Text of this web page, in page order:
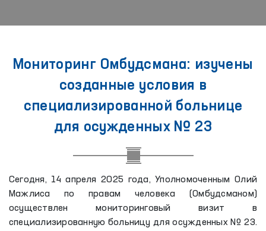
Мониторинг Омбудсмана: изучены
созданные условия в
специализированной больнице
для осужденных № 23
Сегодня, 14 апреля 2025 года, Уполномоченным Олий
Мажлиса по правам человека (Омбудсманом)
осуществлен мониторинговый визит в
специализированную больницу для осужденных № 23.